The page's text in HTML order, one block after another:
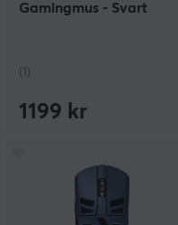
Gamingmus - Svart
(1)
1199 kr